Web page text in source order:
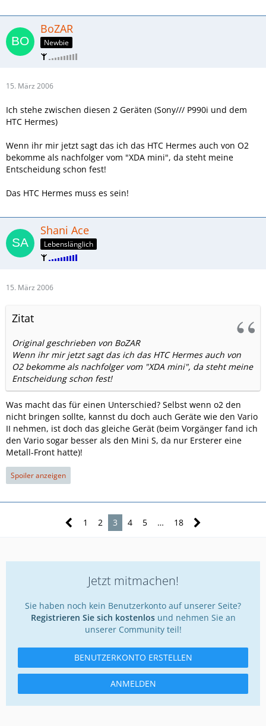
BoZAR
Newbie
15. März 2006
Ich stehe zwischen diesen 2 Geräten (Sony/// P990i und dem
HTC Hermes)
Wenn ihr mir jetzt sagt das ich das HTC Hermes auch von O2
bekomme als nachfolger vom "XDA mini", da steht meine
Entscheidung schon fest!
Das HTC Hermes muss es sein!
Shani Ace
Lebenslänglich
15. März 2006
Zitat
Original geschrieben von BoZAR
Wenn ihr mir jetzt sagt das ich das HTC Hermes auch von
O2 bekomme als nachfolger vom "XDA mini", da steht meine
Entscheidung schon fest!
Was macht das für einen Unterschied? Selbst wenn o2 den
nicht bringen sollte, kannst du doch auch Geräte wie den Vario
II nehmen, ist doch das gleiche Gerät (beim Vorgänger fand ich
den Vario sogar besser als den Mini S, da nur Ersterer eine
Metall-Front hatte)!
Spoiler anzeigen
1 2 3 4 5 … 18
Jetzt mitmachen!
Sie haben noch kein Benutzerkonto auf unserer Seite?
Registrieren Sie sich kostenlosund nehmen Sie an
unserer Community teil!
BENUTZERKONTO ERSTELLEN
ANMELDEN